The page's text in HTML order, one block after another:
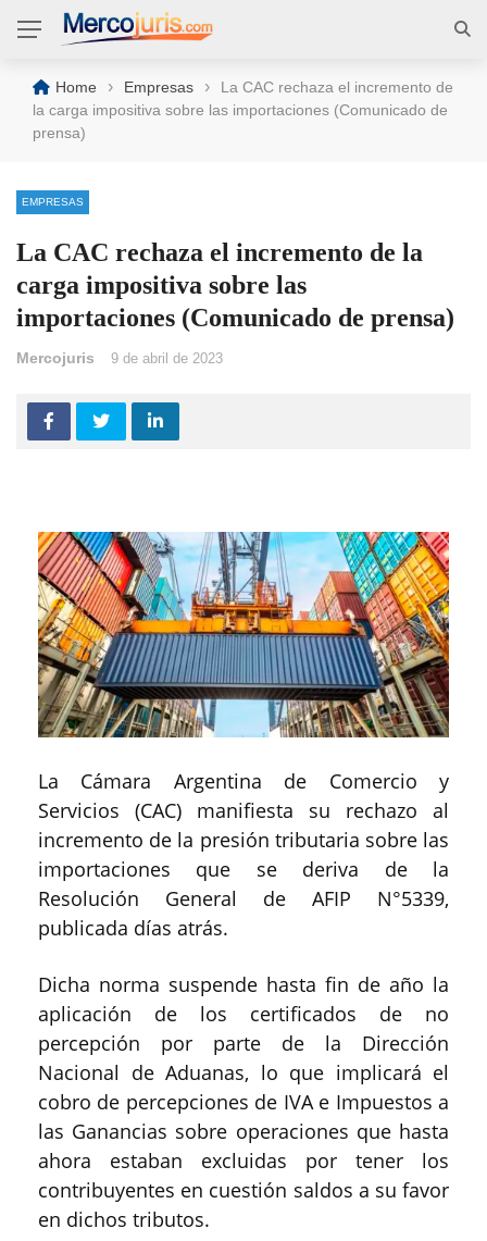
Home › Empresas ›
La CAC rechaza el incremento de
la carga impositiva sobre las importaciones (Comunicado de
prensa)
EMPRESAS
La CAC rechaza el incremento de la
carga impositiva sobre las
importaciones (Comunicado de prensa)
Mercojuris 9 de abril de 2023
La Cámara Argentina de Comercio y
Servicios (CAC) manifiesta su rechazo al
incremento de la presión tributaria sobre las
importaciones que se deriva de la
Resolución General de AFIP N°5339,
publicada días atrás.
Dicha norma suspende hasta fin de año la
aplicación de los certificados de no
percepción por parte de la Dirección
Nacional de Aduanas, lo que implicará el
cobro de percepciones de IVA e Impuestos a
las Ganancias sobre operaciones que hasta
ahora estaban excluidas por tener los
contribuyentes en cuestión saldos a su favor
en dichos tributos.